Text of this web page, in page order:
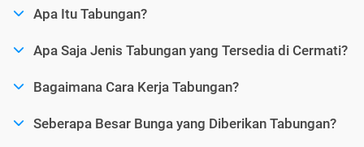
Apa Itu Tabungan?
Apa Saja Jenis Tabungan yang Tersedia di Cermati?
Bagaimana Cara Kerja Tabungan?
Seberapa Besar Bunga yang Diberikan Tabungan?